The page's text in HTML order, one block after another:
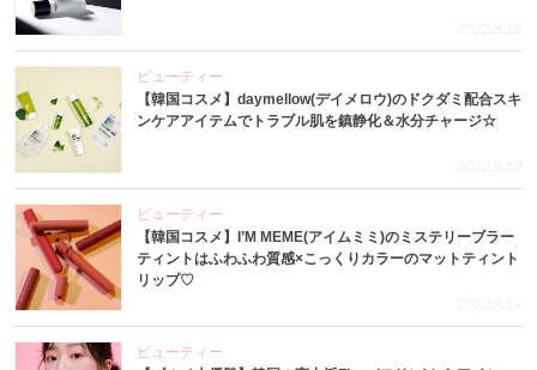
2022.8.18
ビューティー
【韓国コスメ】daymellow(デイメロウ)のドクダミ配合スキ
ンケアアイテムでトラブル肌を鎮静化＆水分チャージ☆
2022.8.17
ビューティー
【韓国コスメ】I’M MEME(アイムミミ)のミステリーブラー
ティントはふわふわ質感×こっくりカラーのマットティント
リップ♡
2022.8.14
ビューティー